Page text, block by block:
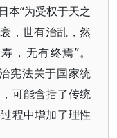
本“为受权于天之
，世有治乱，然
，无有终焉”。
宪法关于国家统
可能含括了传统
程中增加了理性